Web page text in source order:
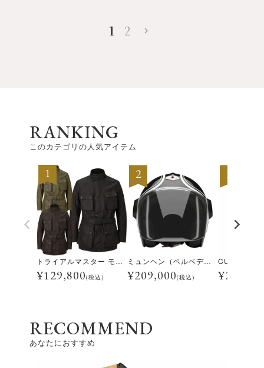
1 2
RANKING
このカテゴリの人気アイテム
トライアルマスター モーターサイクル ジャケット
¥129,800(税込)
ミュンヘン（ベルベデーレ）
¥209,000(税込) ¥28,600
RECOMMEND
あなたにおすすめ